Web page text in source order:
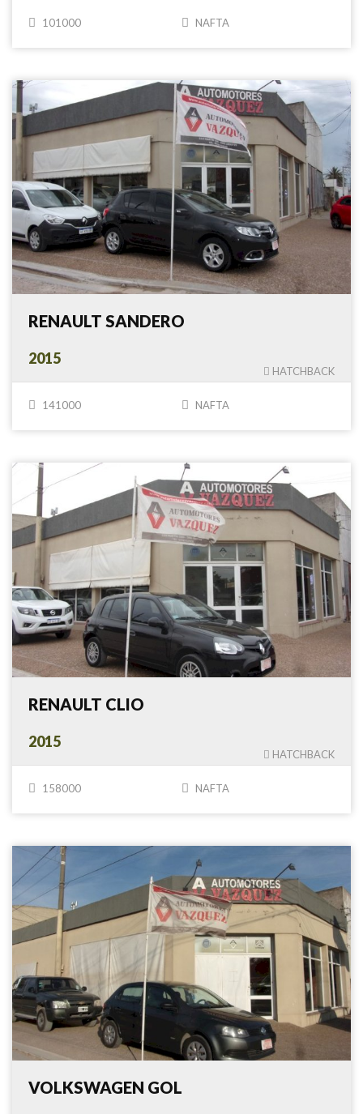
101000 NAFTA
RENAULT SANDERO
2015
HATCHBACK
141000 NAFTA
RENAULT CLIO
2015
HATCHBACK
158000 NAFTA
VOLKSWAGEN GOL